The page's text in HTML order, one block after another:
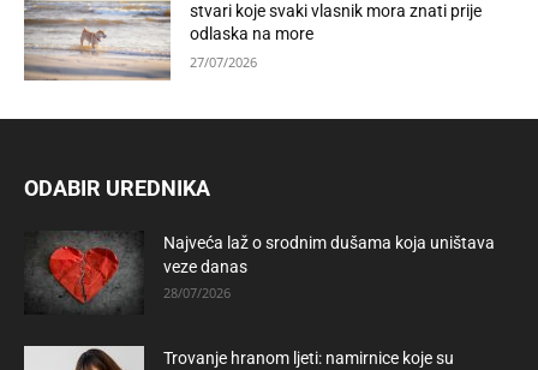
stvari koje svaki vlasnik mora znati prije
odlaska na more
27/07/2026
ODABIR UREDNIKA
Najveća laž o srodnim dušama koja uništava
veze danas
28/07/2026
Trovanje hranom ljeti: namirnice koje su